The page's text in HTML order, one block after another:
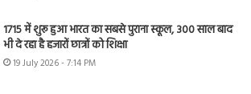
1715 में शुरू हुआ भारत का सबसे पुराना स्कूल, 300 साल बाद
भी दे रहा है हजारों छात्रों को शिक्षा
19 July 2026 - 7:14 PM